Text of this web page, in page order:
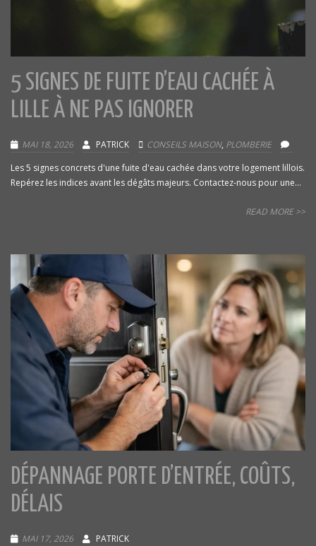
5 SIGNES DE FUITE D’EAU CACHÉE À
LILLE À NE PAS IGNORER
MAI 18, 2026 PATRICK CONSEILS MAISON, PLOMBERIE
Les 5 signes concrets d'une fuite d'eau cachée dans votre logement lillois.
Repérez les indices avant les dégâts majeurs. Contactez-nous pour une...
READ MORE >>
DÉPANNAGE PORTE D’ENTRÉE, COÛTS,
DÉLAIS
MAI 17, 2026 PATRICK